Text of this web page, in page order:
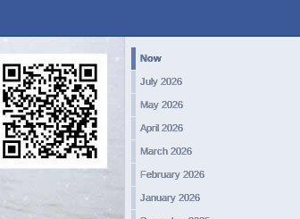
Now
July 2026
May 2026
April 2026
March 2026
February 2026
January 2026